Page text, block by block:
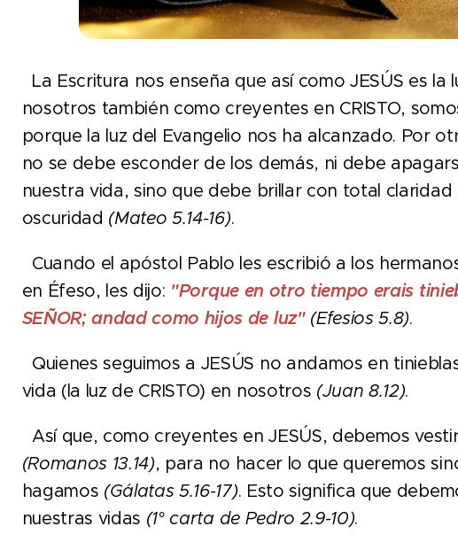
La Escritura nos enseña que así como JESÚS es la
nosotros también como creyentes en CRISTO,
porque la luz del Evangelio nos ha alcanzado. Por
no se debe esconder de los demás, ni debe
nuestra vida, sino que debe brillar con total
oscuridad (Mateo 5.14-16).
Cuando el apóstol Pablo les escribió a los
en Éfeso, les dijo: "Porque en otro tiempo erais
SEÑOR; andad como hijos de luz"(Efesios 5.8).
Quienes seguimos a JESÚS no andamos en
vida (la luz de CRISTO) en nosotros (Juan 8.12).
Así que, como creyentes en JESÚS, debemos
(Romanos 13.14), para no hacer lo que queremos
hagamos (Gálatas 5.16-17). Esto significa que
nuestras vidas (1° carta de Pedro 2.9-10).